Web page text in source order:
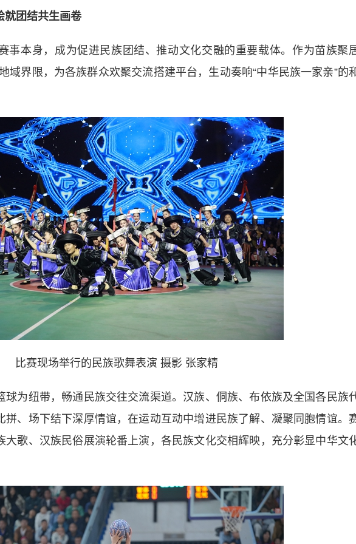
团结共生画卷
本身，成为促进民族团结、推动文化交融的重要载体。作为苗族聚
域界限，为各族群众欢聚交流搭建平台，生动奏响“中华民族一家亲”的
比赛现场举行的民族歌舞表演 摄影 张家精
为纽带，畅通民族交往交流渠道。汉族、侗族、布依族及全国各民族
拼、场下结下深厚情谊，在运动互动中增进民族了解、凝聚同胞情谊。
大歌、汉族民俗展演轮番上演，各民族文化交相辉映，充分彰显中华文